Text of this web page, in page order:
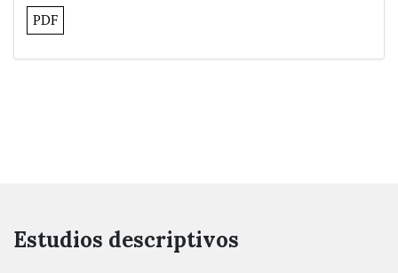
PDF
Estudios descriptivos